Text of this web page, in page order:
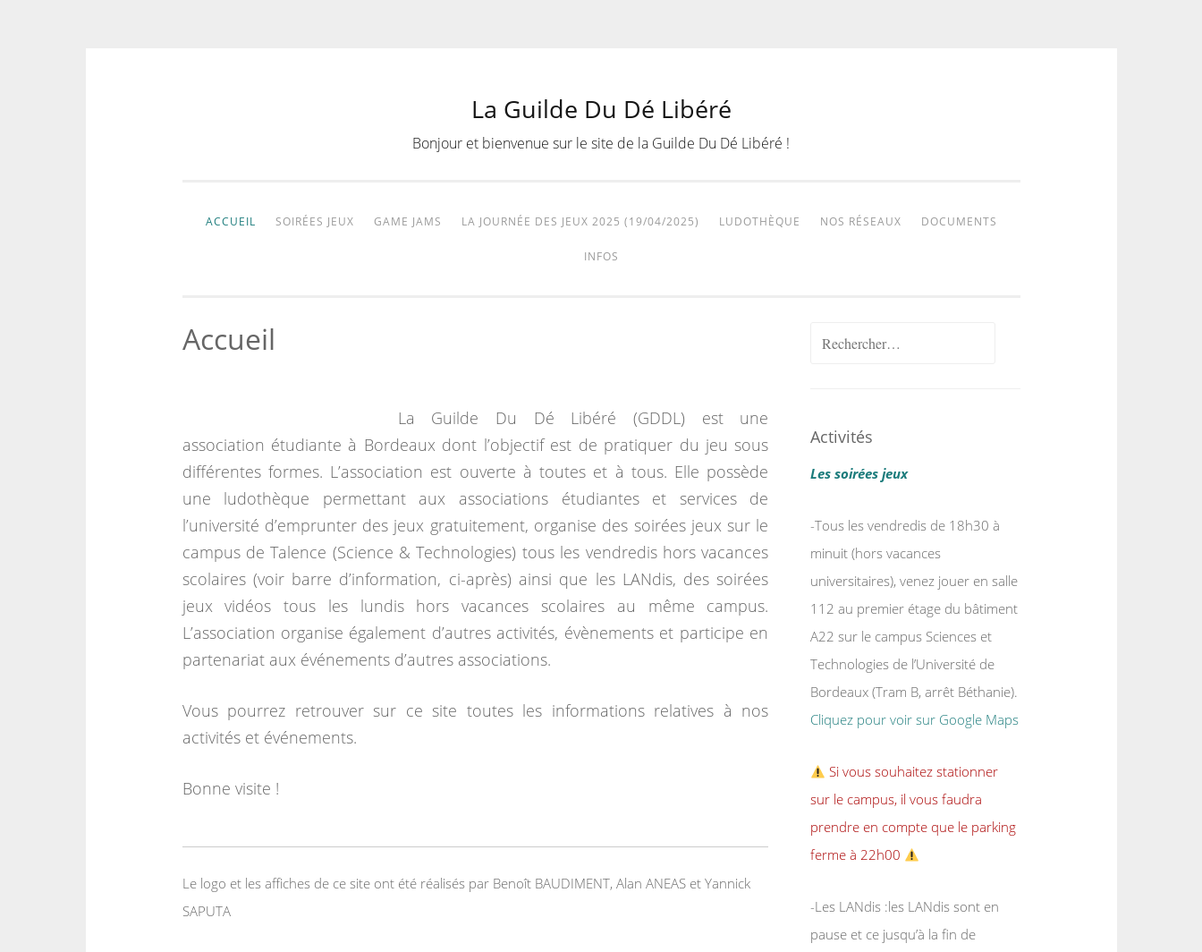
La Guilde Du Dé Libéré
Bonjour et bienvenue sur le site de la Guilde Du Dé Libéré !
ACCUEIL SOIRÉES JEUX GAME JAMS LA JOURNÉE DES JEUX 2025 (19/04/2025) LUDOTHÈQUE NOS RÉSEAUX DOCUMENTS
INFOS
Accueil
La Guilde Du Dé Libéré (GDDL) est une
association étudiante à Bordeaux dont l’objectif est de pratiquer du jeu sous
différentes formes. L’association est ouverte à toutes et à tous. Elle possède
une ludothèque permettant aux associations étudiantes et services de
l’université d’emprunter des jeux gratuitement, organise des soirées jeux sur le
campus de Talence (Science & Technologies) tous les vendredis hors vacances
scolaires (voir barre d’information, ci-après) ainsi que les LANdis, des soirées
jeux vidéos tous les lundis hors vacances scolaires au même campus.
L’association organise également d’autres activités, évènements et participe en
partenariat aux événements d’autres associations.
Vous pourrez retrouver sur ce site toutes les informations relatives à nos
activités et événements.
Bonne visite !
Le logo et les affiches de ce site ont été réalisés par Benoît BAUDIMENT, Alan ANEAS et Yannick
SAPUTA
Rechercher :
Activités
Les soirées jeux
-Tous les vendredis de 18h30 à
minuit (hors vacances
universitaires), venez jouer en salle
112 au premier étage du bâtiment
A22 sur le campus Sciences et
Technologies de l’Université de
Bordeaux (Tram B, arrêt Béthanie).
Cliquez pour voir sur Google Maps
Si vous souhaitez stationner
sur le campus, il vous faudra
prendre en compte que le parking
ferme à 22h00
-Les LANdis :les LANdis sont en
pause et ce jusqu’à la fin de